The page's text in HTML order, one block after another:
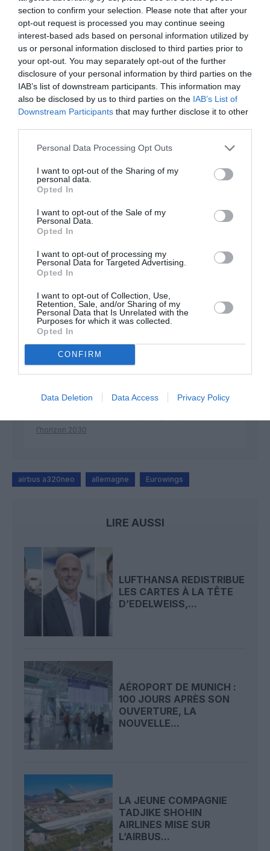
section to confirm your selection. Please note that after your
opt-out request is processed you may continue seeing
interest-based ads based on personal information utilized by
us or personal information disclosed to third parties prior to
your opt-out. You may separately opt-out of the further
disclosure of your personal information by third parties on the
IAB’s list of downstream participants. This information may
also be disclosed by us to third parties on the IAB’s List of
Downstream Participants that may further disclose it to other
Personal Data Processing Opt Outs
I want to opt-out of the Sharing of my
personal data.
Opted In
I want to opt-out of the Sale of my
Personal Data.
Opted In
I want to opt-out of processing my
Personal Data for Targeted Advertising.
Opted In
I want to opt-out of Collection, Use,
Retention, Sale, and/or Sharing of my
Personal Data that Is Unrelated with the
Purposes for which it was collected.
Opted In
CONFIRM
Data Deletion Data Access Privacy Policy
LAISSER UN COMMENTAIRE
FAIRE UN DON
Appel aux lecteurs !
Mathématiques
19 h 23 sans escale : le Boeing 777F de National
Airlines relie l’Écosse à l’Australie
Badissi novembri
a commenté l'article :
l’horizon 2030
airbus a320neo allemagne Eurowings
LIRE AUSSI
LUFTHANSA REDISTRIBUE
LES CARTES À LA TÊTE
D’EDELWEISS,...
AÉROPORT DE MUNICH :
100 JOURS APRÈS SON
OUVERTURE, LA
NOUVELLE...
LA JEUNE COMPAGNIE
TADJIKE SHOHIN
AIRLINES MISE SUR
L’AIRBUS...